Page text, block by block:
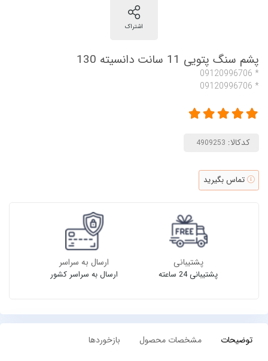
پشم سنگ پتویی 11 سانت دانسیته 130
* 09120996706
* 09120996706
کدکالا:
تماس بگیرید
پشتیبانی
پشتیبانی 24 ساعته
ارسال به سراسر
ارسال به سراسر کشور
توضیحات مشخصات محصول بازخوردها